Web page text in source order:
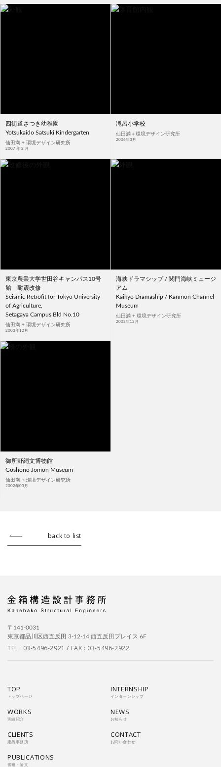
四街道さつき幼稚園
Yotsukaido Satsuki Kindergarten
仙田満 + 環境デザイン研究所
2007 年 2 月
滝呂小学校
仙田満＋環境デザイン研究所
2006年3月
東京農業大学世田谷キャンパス10号
館 耐震改修
Seismic Retrofit for Tokyo University
of Agriculture,
Setagaya Campus Bld No.10
仙田満 + 環境デザイン研究所
2003年12月
海峡ドラマシップ / 関門海峡ミュージ
アム
Kaikyo Dramaship / Kanmon Channel
Museum
仙田満 + 環境デザイン研究所
2002年12月
御所野縄文博物館
Goshono Jomon Museum
仙田満 + 環境デザイン研究所
2002年03月
back to list
〒141-0031
東京都品川区西五反田 3-12-14 西五反田プレイス 6F
TEL : 03-5496-2921 / FAX : 03-5496-2922
TOP
トップページ
WORKS
実績紹介
CLIENTS
建築事務所
PUBLICATIONS
書籍・論文
INTERNSHIP
インターンシップ
NEWS
お知らせ
CONTACT
お問い合わせ